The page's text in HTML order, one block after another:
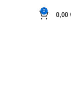
0
0,00